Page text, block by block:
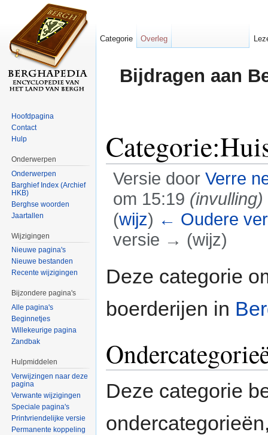
Bijdragen aan
Versie door Verre
om 15:19 (invulling)
(wijz) ← Oudere
versie → (wijz)
Deze categorie
boerderijen in
Deze categorie
Categorie Overleg
Hoofdpagina
Contact
Hulp
Onderwerpen
Onderwerpen
Barghief Index (Archief
HKB)
Berghse woorden
Jaartallen
Wijzigingen
Nieuwe pagina's
Nieuwe bestanden
Recente wijzigingen
Bijzondere pagina's
Alle pagina's
Beginnetjes
Willekeurige pagina
Zandbak
Hulpmiddelen
Verwijzingen naar deze
pagina
Verwante wijzigingen
Speciale pagina's
Printvriendelijke versie
Permanente koppeling